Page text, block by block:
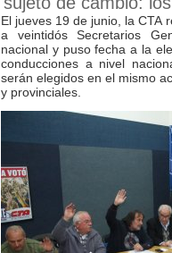
El jueves 19 de junio, la CTA
a veintidós Secretarios
nacional y puso fecha a la
conducciones a nivel
serán elegidos en el mismo
y provinciales.